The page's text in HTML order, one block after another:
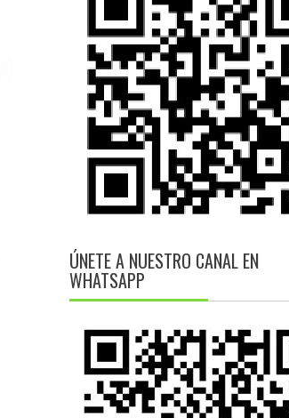
ÚNETE A NUESTRO CANAL EN
WHATSAPP